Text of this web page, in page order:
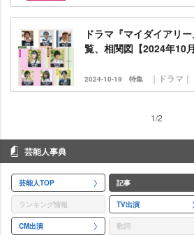
ドラマ『マイダイアリ
覧、相関図【2024年10
2024-10-19 特集 ｜ドラマ｜
1/2
芸能人事典
芸能人TOP 記事
ランキング情報 TV出演
CM出演 歌詞